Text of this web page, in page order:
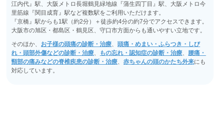
江内代』駅、大阪メトロ長堀鶴見緑地線『蒲生四丁目』駅、大阪メトロ今
里筋線『関目成育』駅など複数駅をご利用いただけます。
『京橋』駅からも1駅（約2分）＋徒歩約4分の約7分でアクセスできます。
大阪市の旭区・都島区・鶴見区、守口市方面からも通いやすい立地です。
そのほか、 お子様の頭痛の診断・治療、頭痛・めまい・ふらつき・しび
れ・頭部外傷などの診断・治療、 もの忘れ・認知症の診断・治療、腰痛・
頸部の痛みなどの脊椎疾患の診断・治療、赤ちゃんの頭のかたち外来にも
対応しています。